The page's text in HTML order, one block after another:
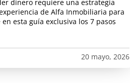
dinero requiere una estrategia
de Alfa Inmobiliaria para
esta guía exclusiva los 7 pasos
20 mayo, 2026